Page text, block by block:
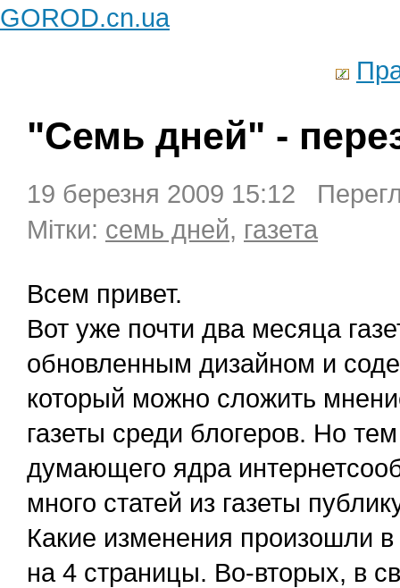
GOROD.cn.ua
"Семь дней" -
19 березня 2009 15:12
Мітки: семь дней, газета
Всем привет.
Вот уже почти два месяца
обновленным дизайном и
который можно сложить
газеты среди блогеров. Но
думающего ядра
много статей из газеты
Какие изменения произошли
на 4 страницы. Во-вторых, в